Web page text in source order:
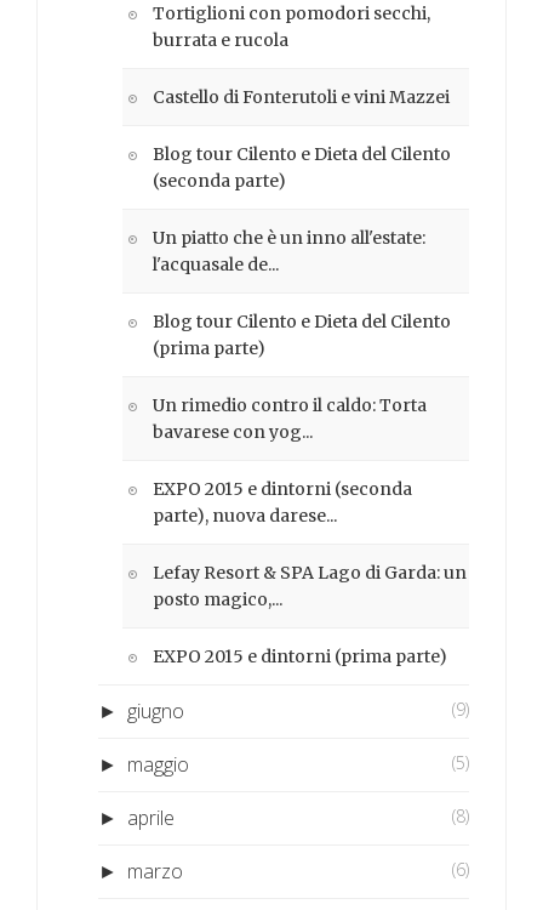
Tortiglioni con pomodori secchi,
burrata e rucola
Castello di Fonterutoli e vini Mazzei
Blog tour Cilento e Dieta del Cilento
(seconda parte)
Un piatto che è un inno all'estate:
l'acquasale de...
Blog tour Cilento e Dieta del Cilento
(prima parte)
Un rimedio contro il caldo: Torta
bavarese con yog...
EXPO 2015 e dintorni (seconda
parte), nuova darese...
Lefay Resort & SPA Lago di Garda: un
posto magico,...
EXPO 2015 e dintorni (prima parte)
► giugno (9)
► maggio (5)
► aprile (8)
► marzo (6)